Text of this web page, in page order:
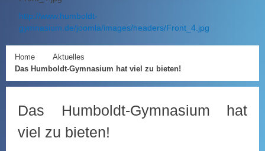
http://www.humboldt-
gymnasium.de/joomla/images/headers/Front_4.jpg
Home
Aktuelles
Das Humboldt-Gymnasium hat viel zu bieten!
Das Humboldt-Gymnasium hat
viel zu bieten!